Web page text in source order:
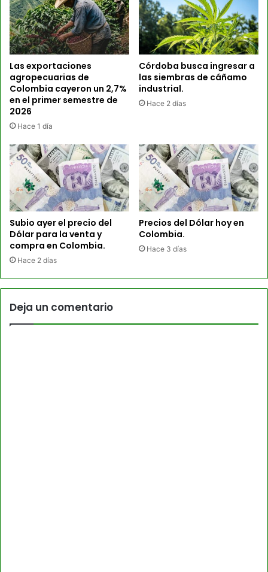
Las exportaciones
agropecuarias de
Colombia cayeron un 2,7%
en el primer semestre de
2026
Hace 1 día
Córdoba busca ingresar a
las siembras de cáñamo
industrial.
Hace 2 días
Subio ayer el precio del
Dólar para la venta y
compra en Colombia.
Hace 2 días
Precios del Dólar hoy en
Colombia.
Hace 3 días
Deja un comentario